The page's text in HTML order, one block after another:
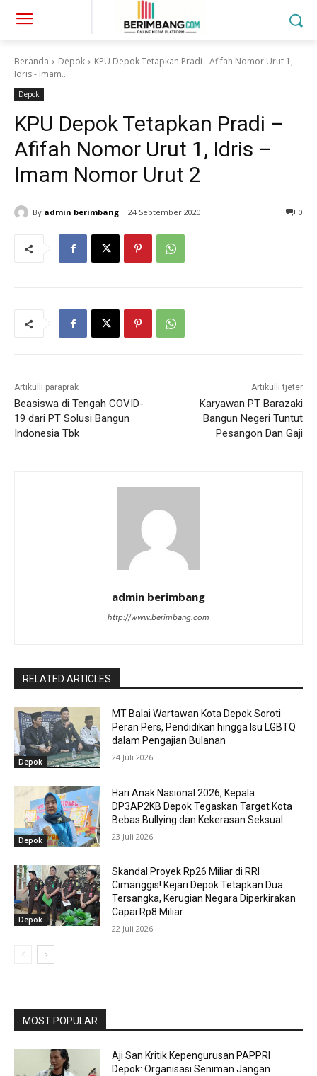
Beranda Depok
KPU Depok Tetapkan Pradi - Afifah Nomor Urut 1,
Idris - Imam...
Depok
KPU Depok Tetapkan Pradi –
Afifah Nomor Urut 1, Idris –
Imam Nomor Urut 2
By admin berimbang 24 September 2020 0
Artikulli paraprak
Beasiswa di Tengah COVID-
19 dari PT Solusi Bangun
Indonesia Tbk
Artikulli tjetër
Karyawan PT Barazaki
Bangun Negeri Tuntut
Pesangon Dan Gaji
admin berimbang
http://www.berimbang.com
RELATED ARTICLES
Depok
MT Balai Wartawan Kota Depok Soroti
Peran Pers, Pendidikan hingga Isu LGBTQ
dalam Pengajian Bulanan
24 Juli 2026
Depok
Hari Anak Nasional 2026, Kepala
DP3AP2KB Depok Tegaskan Target Kota
Bebas Bullying dan Kekerasan Seksual
23 Juli 2026
Depok
Skandal Proyek Rp26 Miliar di RRI
Cimanggis! Kejari Depok Tetapkan Dua
Tersangka, Kerugian Negara Diperkirakan
Capai Rp8 Miliar
22 Juli 2026
MOST POPULAR
Aji San Kritik Kepengurusan PAPPRI
Depok: Organisasi Seniman Jangan